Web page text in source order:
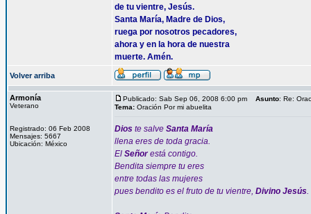
de tu vientre, Jesús.
Santa María, Madre de Dios,
ruega por nosotros pecadores,
ahora y en la hora de nuestra
muerte. Amén.
Volver arriba
Armonía
Veterano
Registrado: 06 Feb 2008
Mensajes: 5667
Ubicación: México
Publicado: Sab Sep 06, 2008 6:00 pm Asunto: Re:
Tema: Oración Por mi abuelita
Dios te salve Santa María
llena eres de toda gracia.
El Señorestá contigo.
Bendita siempre tu eres
entre todas las mujeres
pues bendito es el fruto de tu vientre, Divino Jesús.